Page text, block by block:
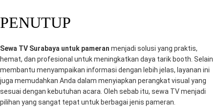
PENUTUP
Sewa TV Surabaya untuk pameran menjadi solusi yang praktis,
hemat, dan profesional untuk meningkatkan daya tarik booth. Selain
membantu menyampaikan informasi dengan lebih jelas, layanan ini
juga memudahkan Anda dalam menyiapkan perangkat visual yang
sesuai dengan kebutuhan acara. Oleh sebab itu, sewa TV menjadi
pilihan yang sangat tepat untuk berbagai jenis pameran.